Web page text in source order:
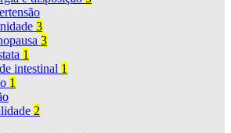
3
3
1
intestinal 1
1
2